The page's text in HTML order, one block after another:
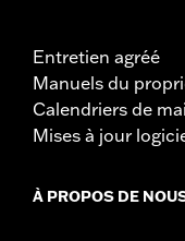
Entretien agréé
Manuels du
Calendriers de
Mises à jour
À PROPOS DE